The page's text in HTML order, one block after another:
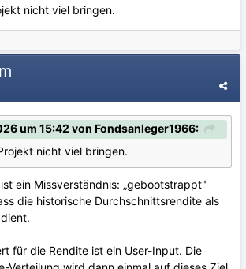
nicht viel bringen.
um 15:42 von Fondsanleger1966:
nicht viel bringen.
ein Missverständnis: „gebootstrappt"
die historische Durchschnittsrendite als
für die Rendite ist ein User-Input. Die